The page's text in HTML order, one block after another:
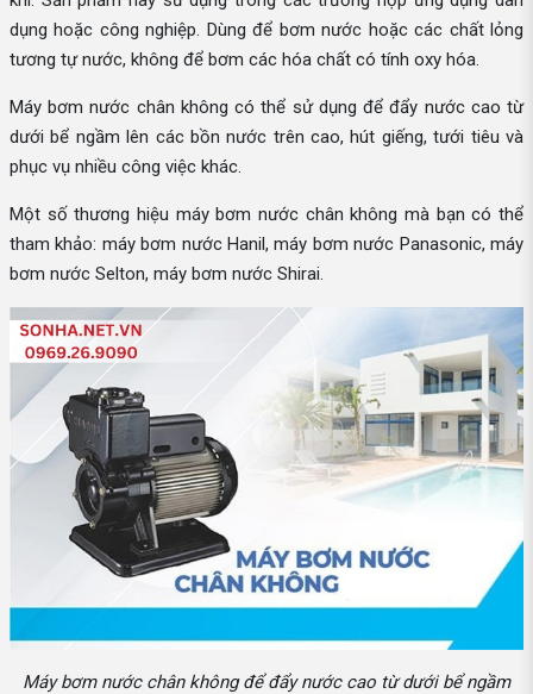
dụng hoặc công nghiệp. Dùng để bơm nước hoặc các chất lỏng
tương tự nước, không để bơm các hóa chất có tính oxy hóa.
Máy bơm nước chân không có thể sử dụng để đẩy nước cao từ
dưới bể ngầm lên các bồn nước trên cao, hút giếng, tưới tiêu và
phục vụ nhiều công việc khác.
Một số thương hiệu máy bơm nước chân không mà bạn có thể
tham khảo: máy bơm nước Hanil, máy bơm nước Panasonic, máy
bơm nước Selton, máy bơm nước Shirai.
Máy bơm nước chân không để đẩy nước cao từ dưới bể ngầm